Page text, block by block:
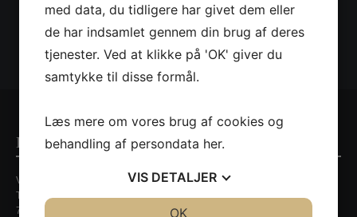
Kontaktinformationer
Villa Nordic
Tirsbækvej 13A
7120 Vejle Ø
med data, du tidligere har givet dem eller
de har indsamlet gennem din brug af deres
tjenester. Ved at klikke på 'OK' giver du
samtykke til disse formål.
Læs mere om vores brug af cookies og
behandling af persondata her.
VIS DETALJER
OK